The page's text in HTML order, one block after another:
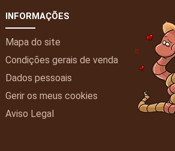
INFORMAÇÕES
Mapa do site
Condições gerais de venda
Dados pessoais
Gerir os meus cookies
Aviso Legal